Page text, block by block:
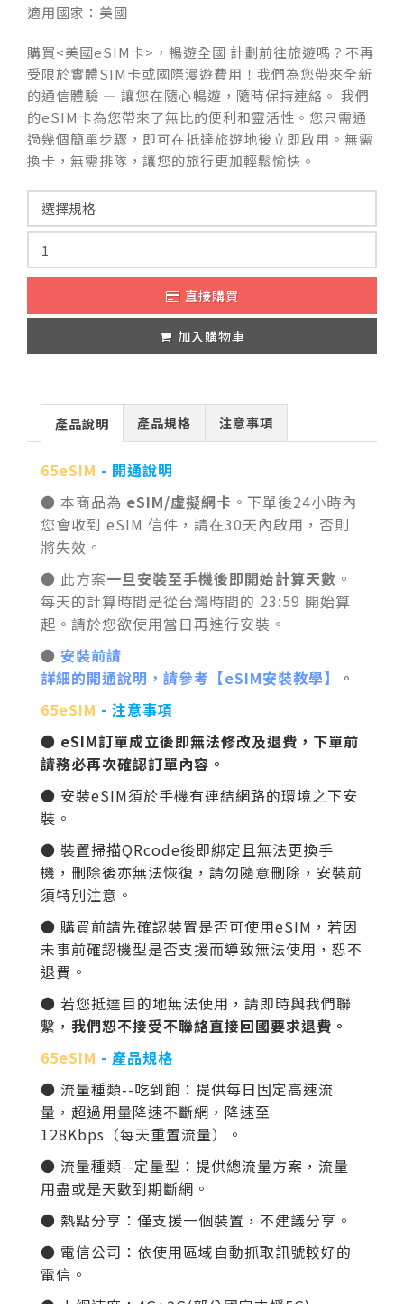
適用國家：美國
購買<美國eSIM卡>，暢遊全國 計劃前往旅遊嗎？不再
受限於實體SIM卡或國際漫遊費用！我們為您帶來全新
的通信體驗 — 讓您在隨心暢遊，隨時保持連絡。 我們
的eSIM卡為您帶來了無比的便利和靈活性。您只需通
過幾個簡單步驟，即可在抵達旅遊地後立即啟用。無需
換卡，無需排隊，讓您的旅行更加輕鬆愉快。
直接購買
加入購物車
產品說明 產品規格 注意事項
65eSIM - 開通說明
● 本商品為 eSIM/虛擬網卡 。下單後24小時內
您會收到 eSIM 信件，請在30天內啟用，否則
將失效。
● 此方案一旦安裝至手機後即開始計算天數 。
每天的計算時間是從台灣時間的 23:59 開始算
起。請於您欲使用當日再進行安裝。
● 安裝前請
詳細的開通說明，請參考【eSIM安裝教學】
。
65eSIM - 注意事項
● eSIM訂單成立後即無法修改及退費，下單前
請務必再次確認訂單內容。
● 安裝eSIM須於手機有連結網路的環境之下安
裝。
● 裝置掃描QRcode後即綁定且無法更換手
機，刪除後亦無法恢復，請勿隨意刪除 ，安裝前
須特別注意 。
● 購買前請先確認裝置是否可使用eSIM，若因
未事前確認機型是否支援而導致無法使用，恕不
退費。
● 若您抵達目的地無法使用，請即時與我們聯
繫， 我們恕不接受不聯絡直接回國要求退費。
65eSIM - 產品規格
● 流量種類--吃到飽：提供每日固定高速流
量，超過用量降速不斷網，降速至
128Kbps（每天重置流量）。
● 流量種類--定量型：提供總流量方案，流量
用盡或是天數到期斷網。
● 熱點分享：僅支援一個裝置，不建議分享。
● 電信公司：依使用區域自動抓取訊號較好的
電信。